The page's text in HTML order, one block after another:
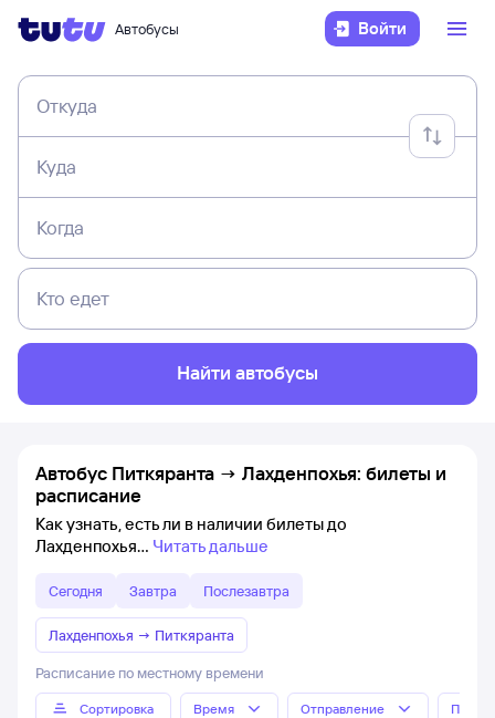
Автобусы Войти
Откуда
Куда
Когда
Кто едет
Найти автобусы
Автобус Питкяранта → Лахденпохья: билеты и
расписание
Как узнать, есть ли в наличии билеты до
Лахденпохья
Читать дальше
Сегодня Завтра Послезавтра
Лахденпохья → Питкяранта
Расписание по местному времени
Сортировка Время Отправление